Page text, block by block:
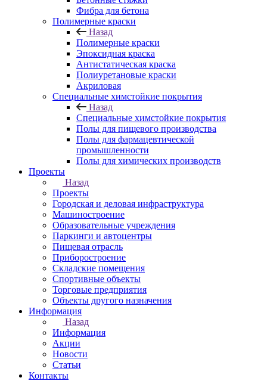
Фибра для бетона
Полимерные краски
Назад
Полимерные краски
Эпоксидная краска
Антистатическая краска
Полиуретановые краски
Акриловая
Специальные химстойкие покрытия
Назад
Специальные химстойкие покрытия
Полы для пищевого производства
Полы для фармацевтической
промышленности
Полы для химических производств
Проекты
Назад
Проекты
Городская и деловая инфраструктура
Машиностроение
Образовательные учреждения
Паркинги и автоцентры
Пищевая отрасль
Приборостроение
Складские помещения
Спортивные объекты
Торговые предприятия
Объекты другого назначения
Информация
Назад
Информация
Акции
Новости
Статьи
Контакты